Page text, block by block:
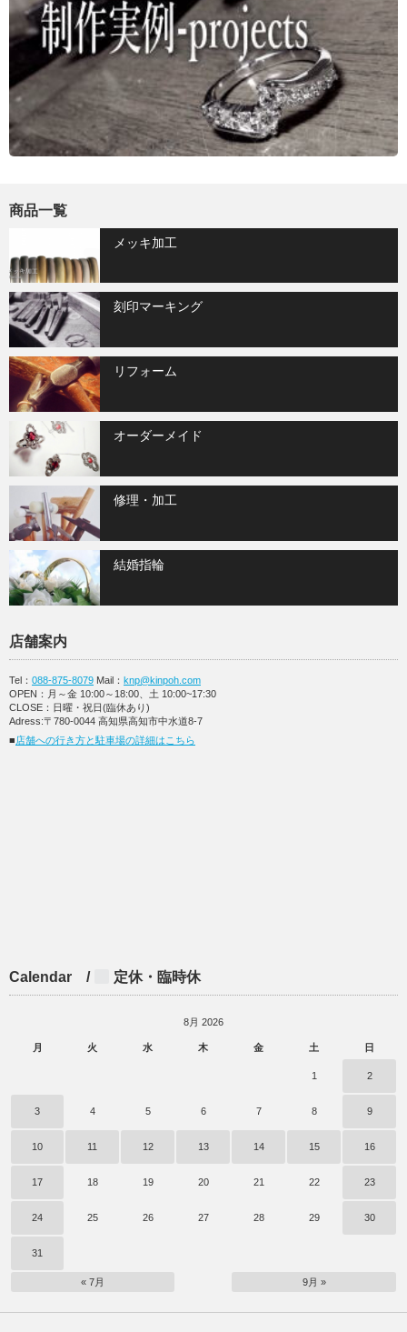
商品一覧
メッキ加工
刻印マーキング
リフォーム
オーダーメイド
修理・加工
結婚指輪
店舗案内
Tel： 088-875-8079 Mail： knp@kinpoh.com
OPEN：月～金 10:00～18:00、土 10:00~17:30
CLOSE：日曜・祝日(臨休あり)
Adress:〒780-0044 高知県高知市中水道8-7
■店舗への行き方と駐車場の詳細はこちら
Calendar / 定休・臨時休
8月 2026
月 火 水 木 金 土 日
1 2
3 4 5 6 7 8 9
10 11 12 13 14 15 16
17 18 19 20 21 22 23
24 25 26 27 28 29 30
31
« 7月 9月 »